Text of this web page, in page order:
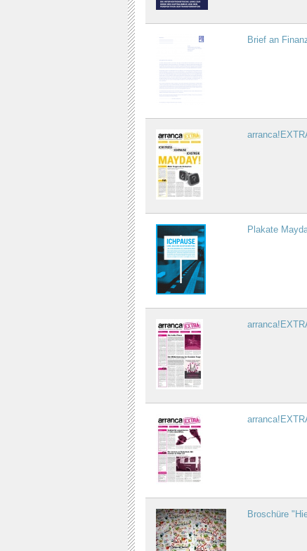
Brief an
Plakate
Broschüre